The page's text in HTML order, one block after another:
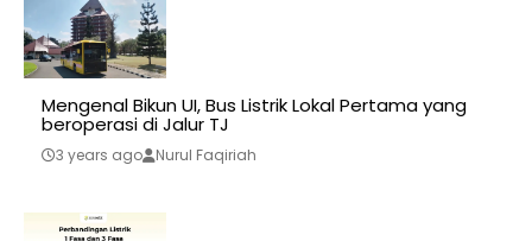
Mengenal Bikun UI, Bus Listrik Lokal Pertama yang
beroperasi di Jalur TJ
3 years ago Nurul Faqiriah